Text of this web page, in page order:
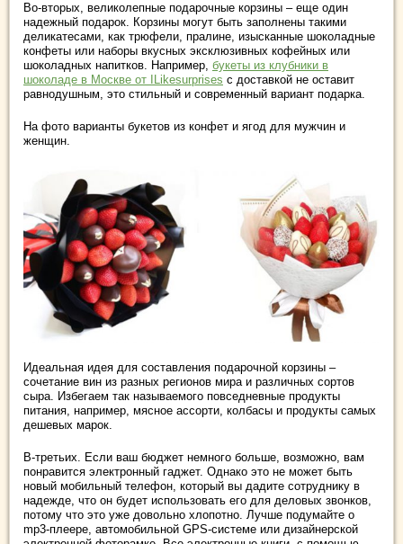
Во-вторых, великолепные подарочные корзины – еще один
надежный подарок. Корзины могут быть заполнены такими
деликатесами, как трюфели, пралине, изысканные шоколадные
конфеты или наборы вкусных эксклюзивных кофейных или
шоколадных напитков. Например, букеты из клубники в
шоколаде в Москве от ILikesurprises с доставкой не оставит
равнодушным, это стильный и современный вариант подарка.
На фото варианты букетов из конфет и ягод для мужчин и
женщин.
Идеальная идея для составления подарочной корзины –
сочетание вин из разных регионов мира и различных сортов
сыра. Избегаем так называемого повседневные продукты
питания, например, мясное ассорти, колбасы и продукты самых
дешевых марок.
В-третьих. Если ваш бюджет немного больше, возможно, вам
понравится электронный гаджет. Однако это не может быть
новый мобильный телефон, который вы дадите сотруднику в
надежде, что он будет использовать его для деловых звонков,
потому что это уже довольно хлопотно. Лучше подумайте о
mp3-плеере, автомобильной GPS-системе или дизайнерской